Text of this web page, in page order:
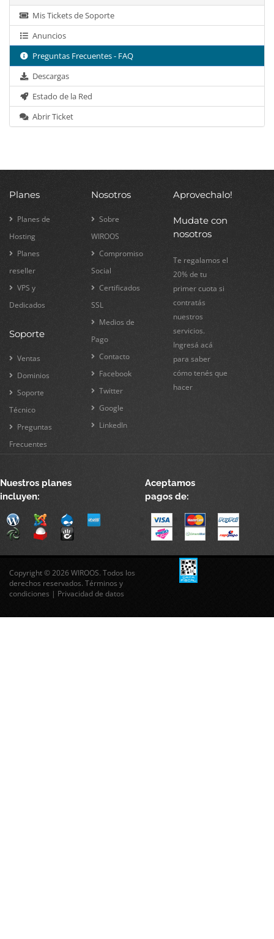
Mis Tickets de Soporte
Anuncios
Preguntas Frecuentes - FAQ
Descargas
Estado de la Red
Abrir Ticket
Planes
Planes de
Hosting
Planes
reseller
VPS y
Dedicados
Soporte
Ventas
Dominios
Soporte
Técnico
Preguntas
Frecuentes
Nosotros
Sobre
WIROOS
Compromiso
Social
Certificados
SSL
Medios de
Pago
Contacto
Facebook
Twitter
Google
LinkedIn
Aprovechalo!
Mudate con
nosotros
Te regalamos el
20% de tu
primer cuota si
contratás
nuestros
servicios.
Ingresá acá
para saber
cómo tenés que
hacer
Nuestros planes
incluyen:
Aceptamos
pagos de:
Copyright © 2026 WIROOS. Todos los
derechos reservados. Términos y
condiciones | Privacidad de datos